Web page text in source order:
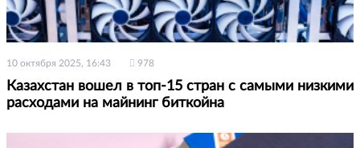
10 октября 2025, 16:43 978
Казахстан вошел в топ-15 стран с самыми низкими
расходами на майнинг биткойна